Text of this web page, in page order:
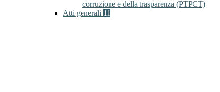
corruzione e della trasparenza (PTPCT)
Atti generali 11